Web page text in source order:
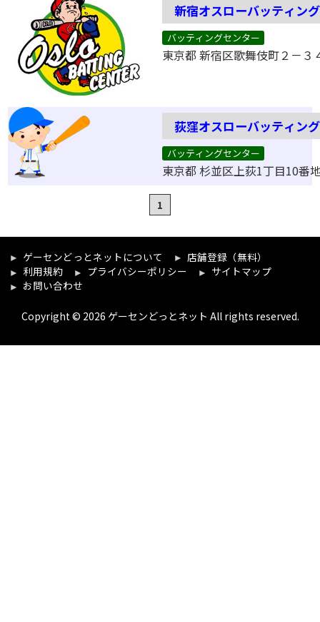
新宿オスローバッティン
バッティングセンター
東京都 新宿区歌舞伎町２－３
荻窪オスローバッティン
バッティングセンター
東京都 杉並区上荻1丁目10番
1
ゲーセンどっとネットについて
店舗登録（無料）
利用規約
プライバシーポリシー
サイトマップ
お問い合わせ
Copyright © 2026 ゲーセンどっとネット All rights reserved.